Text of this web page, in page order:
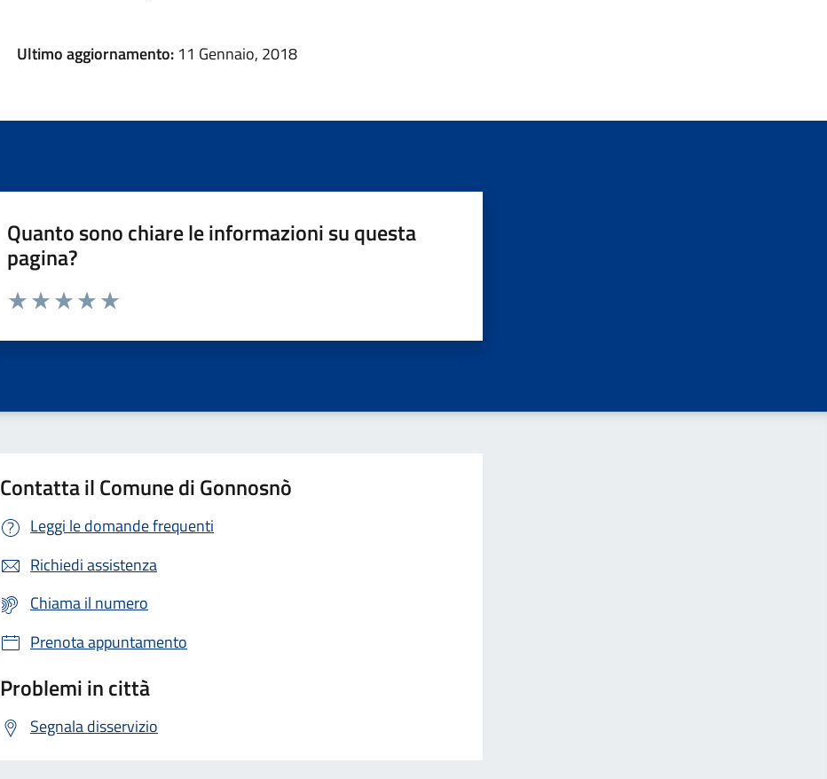
Ultimo aggiornamento: 11 Gennaio, 2018
Quanto sono chiare le informazioni su questa
pagina?
Valuta da 1 a 5 stelle la pagina
Contatta il Comune di Gonnosnò
Leggi le domande frequenti
Richiedi assistenza
Chiama il numero
Prenota appuntamento
Problemi in città
Segnala disservizio